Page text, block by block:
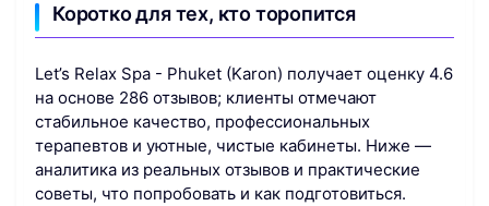
Коротко для тех, кто торопится
Let’s Relax Spa - Phuket (Karon) получает оценку 4.6
на основе 286 отзывов; клиенты отмечают
стабильное качество, профессиональных
терапевтов и уютные, чистые кабинеты. Ниже —
аналитика из реальных отзывов и практические
советы, что попробовать и как подготовиться.